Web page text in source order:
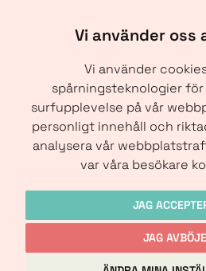
Vi använder oss
Vi använder
spårningsteknologier
surfupplevelse på vår
personligt innehåll och
analysera vår
var våra besökare
JAG
JAG
SKICKA